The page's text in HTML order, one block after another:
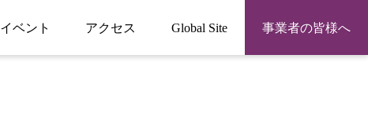
イベント アクセス Global Site 事業者の皆様へ